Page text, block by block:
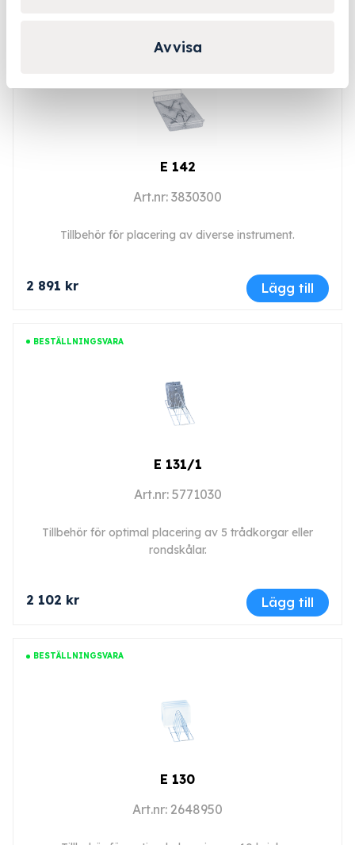
Avvisa
E 142
Art.nr: 3830300
Tillbehör för placering av diverse instrument.
2 891 kr Lägg till
BESTÄLLNINGSVARA
E 131/1
Art.nr: 5771030
Tillbehör för optimal placering av 5 trådkorgar eller
rondskålar.
2 102 kr Lägg till
BESTÄLLNINGSVARA
E 130
Art.nr: 2648950